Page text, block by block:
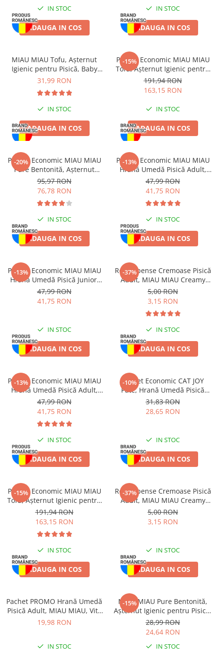
IN STOC
ADAUGA IN COS
IN STOC
ADAUGA IN COS
MIAU MIAU Tofu, Așternut
Igienic pentru Pisică, Baby
Powder, 6L
31,99 RON
IN STOC
ADAUGA IN COS
-15%
Pachet Economic MIAU MIAU
Tofu, Așternut Igienic pentru
Pisică, Aloe Vera, 6x6L
191,94 RON
163,15 RON
IN STOC
ADAUGA IN COS
-20%
Pachet Economic MIAU MIAU
Pure Bentonită, Așternut
Igienic pentru Pisică, Lavandă,
4x5L
95,97 RON
76,78 RON
IN STOC
ADAUGA IN COS
-13%
Pachet Economic MIAU MIAU
Hrană Umedă Pisică Adult,
Somon în sos, 24x100g
47,99 RON
41,75 RON
IN STOC
ADAUGA IN COS
-13%
Pachet Economic MIAU MIAU
Hrană Umedă Pisică Junior,
Pui în sos, 24x100g
47,99 RON
41,75 RON
IN STOC
ADAUGA IN COS
-37%
Recompense Cremoase Pisică
Adult, MIAU MIAU Creamy
Snacks, Pui, 4x15g
5,00 RON
3,15 RON
IN STOC
ADAUGA IN COS
-13%
Pachet Economic MIAU MIAU
Hrană Umedă Pisică Adult,
Sterilizată, Pui în sos, 24x100g
47,99 RON
41,75 RON
IN STOC
ADAUGA IN COS
-10%
Pachet Economic CAT JOY
Pate, Hrană Umedă Pisică
Adult, Pasăre, 16x100g
31,83 RON
28,65 RON
IN STOC
ADAUGA IN COS
-15%
Pachet Economic MIAU MIAU
Tofu, Așternut Igienic pentru
Pisică, Baby Powder, 6x6L
191,94 RON
163,15 RON
IN STOC
ADAUGA IN COS
-37%
Recompense Cremoase Pisică
Adult, MIAU MIAU Creamy
Snacks, Rață, 4x15g
5,00 RON
3,15 RON
IN STOC
ADAUGA IN COS
Pachet PROMO Hrană Umedă
Pisică Adult, MIAU MIAU, Vită
în sos, 12x100g
19,98 RON
IN STOC
-15%
MIAU MIAU Pure Bentonită,
Așternut Igienic pentru Pisică,
Lavandă, 5kg
28,99 RON
24,64 RON
IN STOC